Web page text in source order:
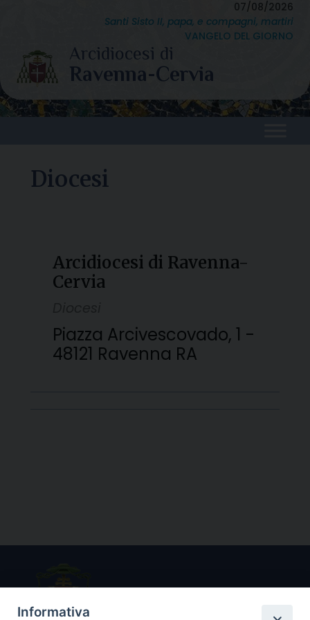
content
07/08/2026
Santi Sisto II, papa, e compagni, martiri
VANGELO DEL GIORNO
Diocesi
Arcidiocesi di Ravenna-
Cervia
Piazza Arcivescovado, 1 -
48121 Ravenna RA
Informativa